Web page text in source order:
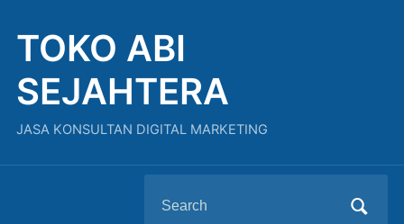
TOKO ABI
SEJAHTERA
JASA KONSULTAN DIGITAL MARKETING
for: